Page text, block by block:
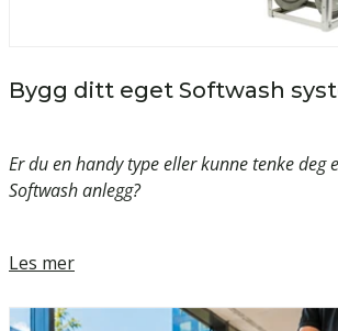
Bygg ditt eget Softwash
Er du en handy type eller kunne tenke deg
Softwash anlegg?
Les mer